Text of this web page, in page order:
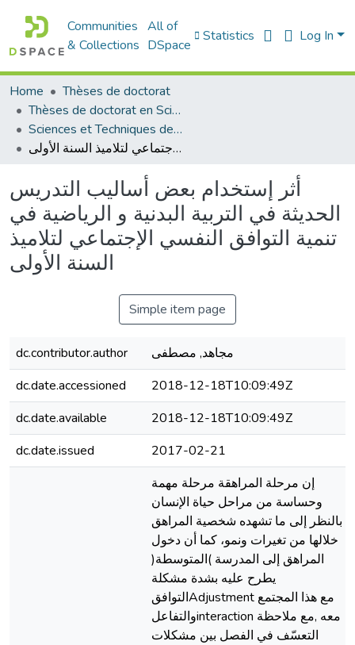
Communities
& Collections
All of
DSpace
Statistics Log In
Home
Thèses de doctorat
Thèses de doctorat en Sciences
Sciences et Techniques des Activités Physiques et Sportives - التربية البدنية و الرياضية
أثر إستخدام بعض أساليب التدريس الحديثة في التربية البدنية و الرياضية في تنمية التوافق النفسي الإجتماعي لتلاميذ السنة الأولى
أثر إستخدام بعض أساليب التدريس
الحديثة في التربية البدنية و الرياضية في
تنمية التوافق النفسي الإجتماعي لتلاميذ
السنة الأولى
Simple item page
dc.contributor.author
مجاهد, مصطفى
dc.date.accessioned
2018-12-18T10:09:49Z
dc.date.available
2018-12-18T10:09:49Z
dc.date.issued
2017-02-21
إن مرحلة المراهقة مرحلة مهمة
وحساسة من مراحل حياة الإنسان
بالنظر إلى ما تشهده شخصية المراهق
خلالها من تغيرات ونمو، كما أن دخول
المراهق إلى المدرسة )المتوسطة(
يطرح عليه بشدة مشكلة
التوافقAdjustment مع هذا المجتمع
والتفاعلinteraction معه ,مع ملاحظة
التعسّف في الفصل بين مشكلات